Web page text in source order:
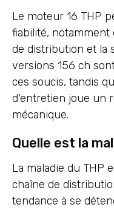
Le moteur 16 THP
fiabilité, notamment
de distribution et la
versions 156 ch
ces soucis, tandis
d'entretien joue un
mécanique.
Quelle est la
La maladie du THP
chaîne de
tendance à se